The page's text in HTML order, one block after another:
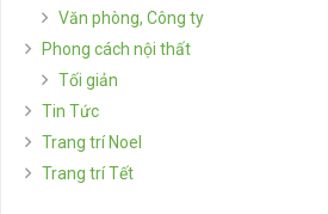
Văn phòng, Công ty
Phong cách nội thất
Tối giản
Tin Tức
Trang trí Noel
Trang trí Tết